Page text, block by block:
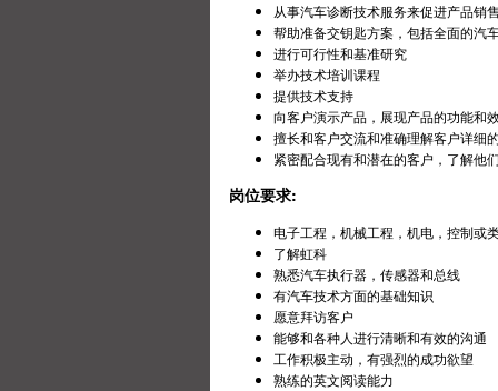
从事汽车诊断技术服务来促进产品销
帮助准备交钥匙方案，包括全面的汽
进行可行性和基准研究
举办技术培训课程
提供技术支持
向客户演示产品，展现产品的功能和
擅长和客户交流和准确理解客户详细
紧密配合现有和潜在的客户，了解他
岗位要求:
电子工程，机械工程，机电，控制或
了解虹科
熟悉汽车执行器，传感器和总线
有汽车技术方面的基础知识
愿意拜访客户
能够和各种人进行清晰和有效的沟通
工作积极主动，有强烈的成功欲望
熟练的英文阅读能力